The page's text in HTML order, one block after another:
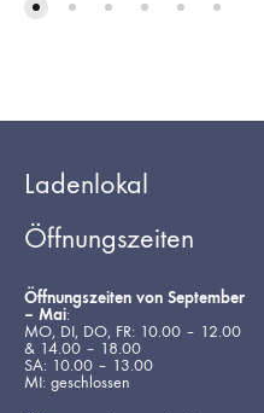
Ladenlokal
Öffnungszeiten
Öffnungszeiten von September
– Mai:
MO, DI, DO, FR: 10.00 – 12.00
& 14.00 – 18.00
SA: 10.00 – 13.00
MI: geschlossen